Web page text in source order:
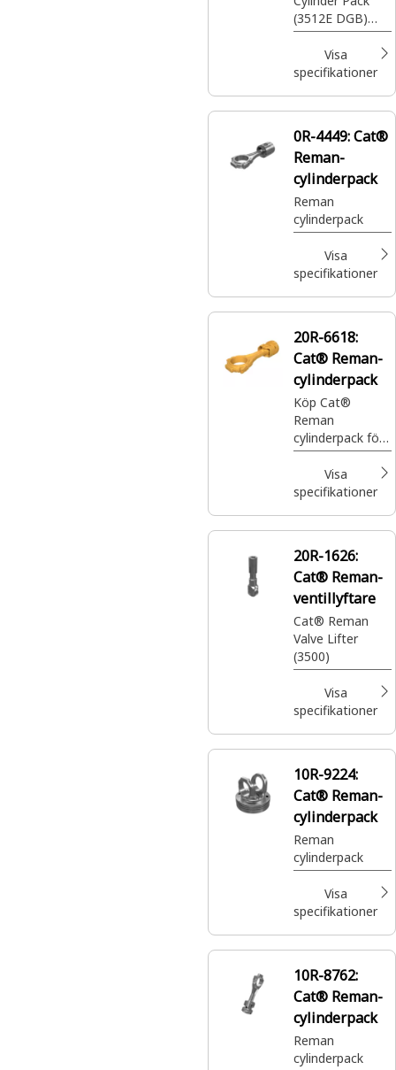
(3512E DGB)
(Tier 4)
(Monotherm
Piston)
Visa
specifikationer
0R-4449:Cat®
Reman-
cylinderpack
Reman
cylinderpack
Visa
specifikationer
20R-6618:
Cat® Reman-
cylinderpack
Köp Cat®
Reman
cylinderpack för
D3500 med
kompressionsför
hållande 14,0:1
kolv för
kompatibla med
20R-6618.
Upplev kvaliteten
på renoverade
Cat-delar.
Visa
specifikationer
20R-1626:
Cat® Reman-
ventillyftare
Cat® Reman
Valve Lifter
(3500)
Visa
specifikationer
10R-9224:
Cat® Reman-
cylinderpack
Reman
cylinderpack
Visa
specifikationer
10R-8762:
Cat® Reman-
cylinderpack
Reman
cylinderpack